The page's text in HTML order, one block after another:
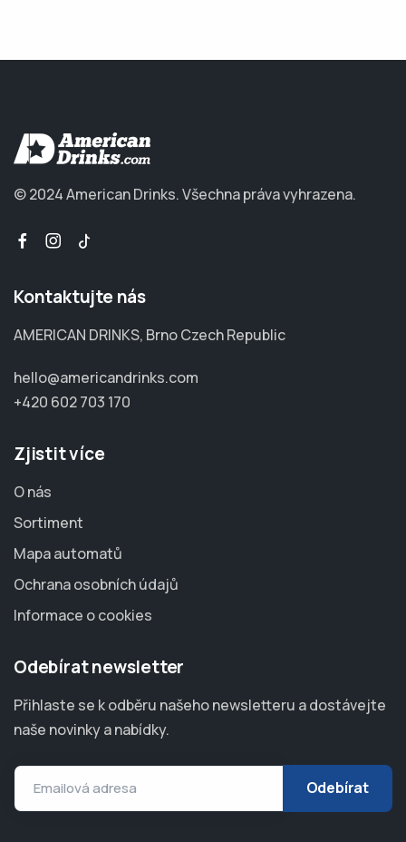
© 2024 American Drinks.Všechna práva vyhrazena.
Kontaktujte nás
AMERICAN DRINKS, Brno Czech Republic
hello@americandrinks.com
+420 602 703 170
Zjistit více
O nás
Sortiment
Mapa automatů
Ochrana osobních údajů
Informace o cookies
Odebírat newsletter
Přihlaste se k odběru našeho newsletteru a dostávejte
naše novinky a nabídky.
Emailová adresa